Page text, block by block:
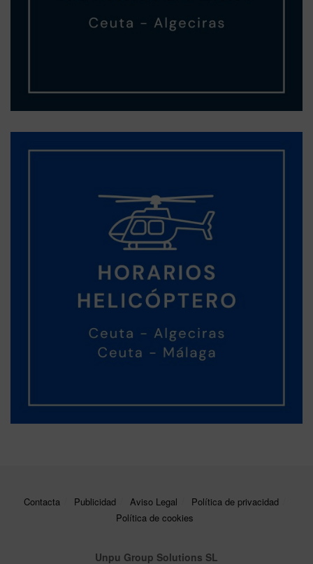
Contacta Publicidad Aviso Legal
Política de privacidad
Política de cookies
Unpu Group Solutions SL